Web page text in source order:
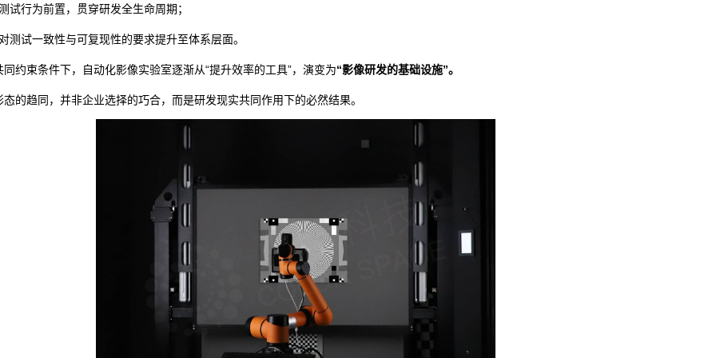
试行为前置，贯穿研发全生命周期；
测试一致性与可复现性的要求提升至体系层面。
同约束条件下，自动化影像实验室逐渐从“提升效率的工具”，演变为“影像研发的基础设施”。
态的趋同，并非企业选择的巧合，而是研发现实共同作用下的必然结果。